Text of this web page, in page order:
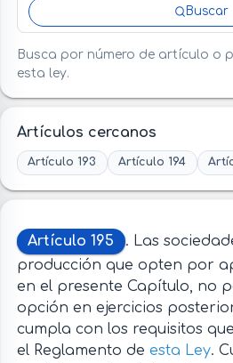
Buscar
Busca por número de artículo o
esta ley.
Artículos cercanos
Artículo 193 Artículo 194
Artículo 195
. Las
producción que opten por
en el presente Capítulo, no
opción en ejercicios
cumpla con los requisitos
el Reglamento de esta Ley.